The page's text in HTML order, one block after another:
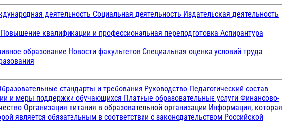
деятельность Социальная деятельность Издательская деятельность
Повышение квалификации и профессиональная переподготовка Аспирантура
образование Новости факультетов Специальная оценка условий труда
стандарты и требования Руководство Педагогический состав
и меры поддержки обучающихся Платные образовательные услуги Финансово-
Организация питания в образовательной организации Информация, которая
является обязательным в соответствии с законодательством Российской